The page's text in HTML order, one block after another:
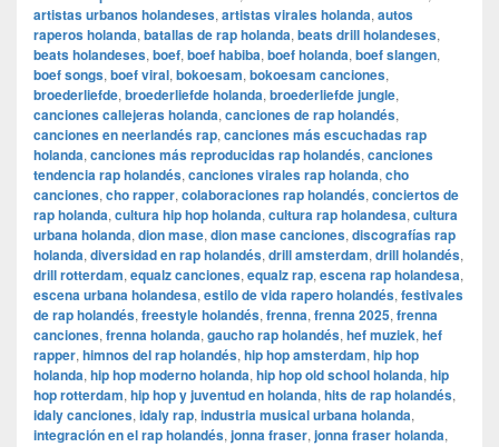
artistas urbanos holandeses, artistas virales holanda, autos
raperos holanda, batallas de rap holanda, beats drill holandeses,
beats holandeses, boef, boef habiba, boef holanda, boef slangen,
boef songs, boef viral, bokoesam, bokoesam canciones,
broederliefde, broederliefde holanda, broederliefde jungle,
canciones callejeras holanda, canciones de rap holandés,
canciones en neerlandés rap, canciones más escuchadas rap
holanda, canciones más reproducidas rap holandés, canciones
tendencia rap holandés, canciones virales rap holanda, cho
canciones, cho rapper, colaboraciones rap holandés, conciertos de
rap holanda, cultura hip hop holanda, cultura rap holandesa, cultura
urbana holanda, dion mase, dion mase canciones, discografías rap
holanda, diversidad en rap holandés, drill amsterdam, drill holandés,
drill rotterdam, equalz canciones, equalz rap, escena rap holandesa,
escena urbana holandesa, estilo de vida rapero holandés, festivales
de rap holandés, freestyle holandés, frenna, frenna 2025, frenna
canciones, frenna holanda, gaucho rap holandés, hef muziek, hef
rapper, himnos del rap holandés, hip hop amsterdam, hip hop
holanda, hip hop moderno holanda, hip hop old school holanda, hip
hop rotterdam, hip hop y juventud en holanda, hits de rap holandés,
idaly canciones, idaly rap, industria musical urbana holanda,
integración en el rap holandés, jonna fraser, jonna fraser holanda,